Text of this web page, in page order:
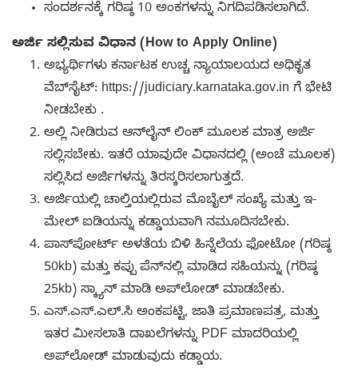
ಸಂದರ್ಶನಕ್ಕೆ ಗರಿಷ್ಠ 10 ಅಂಕಗಳನ್ನು ನಿಗದಿಪಡಿಸಲಾಗಿದೆ.
ಅರ್ಜಿ ಸಲ್ಲಿಸುವ ವಿಧಾನ (How to Apply Online)
ಅಭ್ಯರ್ಥಿಗಳು ಕರ್ನಾಟಕ ಉಚ್ಚ ನ್ಯಾಯಾಲಯದ ಅಧಿಕೃತ
ವೆಬ್‌ಸೈಟ್: https://judiciary.karnataka.gov.in ಗೆ ಭೇಟಿ
ನೀಡಬೇಕು .
ಅಲ್ಲಿ ನೀಡಿರುವ ಆನ್‌ಲೈನ್ ಲಿಂಕ್ ಮೂಲಕ ಮಾತ್ರ ಅರ್ಜಿ
ಸಲ್ಲಿಸಬೇಕು. ಇತರೆ ಯಾವುದೇ ವಿಧಾನದಲ್ಲಿ (ಅಂಚೆ ಮೂಲಕ)
ಸಲ್ಲಿಸಿದ ಅರ್ಜಿಗಳನ್ನು ತಿರಸ್ಕರಿಸಲಾಗುತ್ತದೆ.
ಅರ್ಜಿಯಲ್ಲಿ ಚಾಲ್ತಿಯಲ್ಲಿರುವ ಮೊಬೈಲ್ ಸಂಖ್ಯೆ ಮತ್ತು ಇ-
ಮೇಲ್ ಐಡಿಯನ್ನು ಕಡ್ಡಾಯವಾಗಿ ನಮೂದಿಸಬೇಕು.
ಪಾಸ್‌ಪೋರ್ಟ್ ಅಳತೆಯ ಬಿಳಿ ಹಿನ್ನೆಲೆಯ ಫೋಟೋ (ಗರಿಷ್ಠ
50kb) ಮತ್ತು ಕಪ್ಪು ಪೆನ್‌ನಲ್ಲಿ ಮಾಡಿದ ಸಹಿಯನ್ನು (ಗರಿಷ್ಠ
25kb) ಸ್ಕ್ಯಾನ್ ಮಾಡಿ ಅಪ್‌ಲೋಡ್ ಮಾಡಬೇಕು.
ಎಸ್.ಎಸ್.ಎಲ್.ಸಿ ಅಂಕಪಟ್ಟಿ, ಜಾತಿ ಪ್ರಮಾಣಪತ್ರ, ಮತ್ತು
ಇತರ ಮೀಸಲಾತಿ ದಾಖಲೆಗಳನ್ನು PDF ಮಾದರಿಯಲ್ಲಿ
ಅಪ್‌ಲೋಡ್ ಮಾಡುವುದು ಕಡ್ಡಾಯ.